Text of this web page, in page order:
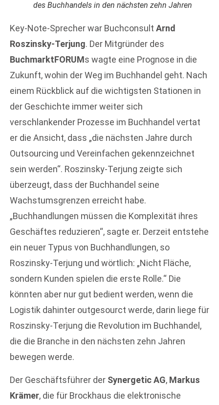
des Buchhandels in den nächsten zehn Jahren
Key-Note-Sprecher war Buchconsult Arnd
Roszinsky-Terjung. Der Mitgründer des
BuchmarktFORUMs wagte eine Prognose in die
Zukunft, wohin der Weg im Buchhandel geht. Nach
einem Rückblick auf die wichtigsten Stationen in
der Geschichte immer weiter sich
verschlankender Prozesse im Buchhandel vertat
er die Ansicht, dass „die nächsten Jahre durch
Outsourcing und Vereinfachen gekennzeichnet
sein werden“. Roszinsky-Terjung zeigte sich
überzeugt, dass der Buchhandel seine
Wachstumsgrenzen erreicht habe.
„Buchhandlungen müssen die Komplexität ihres
Geschäftes reduzieren“, sagte er. Derzeit entstehe
ein neuer Typus von Buchhandlungen, so
Roszinsky-Terjung und wörtlich: „Nicht Fläche,
sondern Kunden spielen die erste Rolle.“ Die
könnten aber nur gut bedient werden, wenn die
Logistik dahinter outgesourct werde, darin liege für
Roszinsky-Terjung die Revolution im Buchhandel,
die die Branche in den nächsten zehn Jahren
bewegen werde.
Der Geschäftsführer der Synergetic AG, Markus
Krämer, die für Brockhaus die elektronische